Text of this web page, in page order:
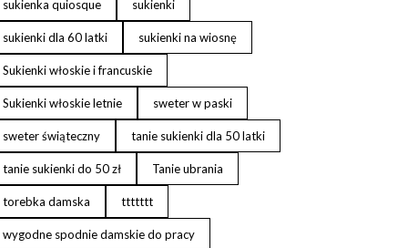
sukienka quiosque sukienki
sukienki dla 60 latki sukienki na wiosnę
Sukienki włoskie i francuskie
Sukienki włoskie letnie sweter w paski
sweter świąteczny tanie sukienki dla 50 latki
tanie sukienki do 50 zł Tanie ubrania
torebka damska ttttttt
wygodne spodnie damskie do pracy